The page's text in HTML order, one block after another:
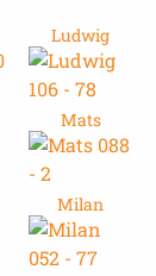
Ludwig
Mats
Milan